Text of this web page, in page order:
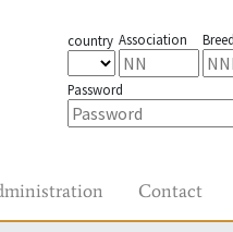
country Association
Password
Contact